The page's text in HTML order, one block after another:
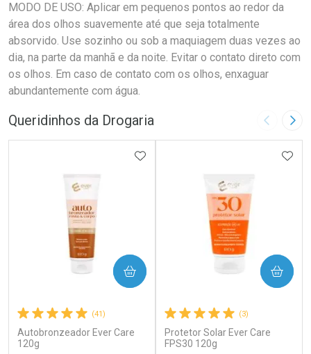
MODO DE USO: Aplicar em pequenos pontos ao redor da
área dos olhos suavemente até que seja totalmente
absorvido. Use sozinho ou sob a maquiagem duas vezes ao
dia, na parte da manhã e da noite. Evitar o contato direto com
os olhos. Em caso de contato com os olhos, enxaguar
abundantemente com água.
Queridinhos da Drogaria Imagem
(41)
Autobronzeador Ever Care
120g
ADICIONAR AOS FAVORITOS
COMPRAR
(3)
Protetor Solar Ever Care
FPS30 120g
COMPRAR